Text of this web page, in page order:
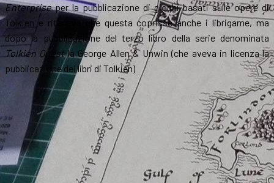
Enterpriseper la pubblicazione di giochi basati sulle opere di
Tolkien e riteneva che questa coprisse anche i librigame, ma
dopo la pubblicazione del terzo libro della serie denominata
Tolkien Questla George Allen & Unwin (che aveva in licenza la
pubblicazione dei libri di Tolkien)